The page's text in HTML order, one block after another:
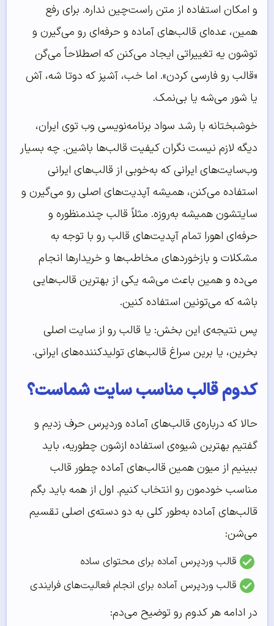
و امکان استفاده از متن راست‌چین نداره. برای رفع
همین، عده‌ای قالب‌های آماده و حرفه‌ای رو می‌گیرن و
توشون یه تغییراتی ایجاد می‌کنن که اصطلاحاً می‌گن
«قالب رو فارسی کردن». اما خب، آشپز که دوتا شه، آش
یا شور می‌شه یا بی‌نمک.
خوشبختانه با رشد سواد برنامه‌نویسی وب توی ایران،
دیگه لازم نیست نگران کیفیت قالب‌ها باشین. چه بسیار
وب‌سایت‌های ایرانی که به‌خوبی از قالب‌های ایرانی
استفاده می‌کنن، همیشه آپدیت‌های اصلی رو می‌گیرن و
سایتشون همیشه به‌روزه. مثلاً قالب چندمنظوره و
حرفه‌ای اهورا تمام آپدیت‌های قالب رو با توجه به
مشکلات و بازخوردهای مخاطب‌ها و خریدارها انجام
می‌ده و همین باعث می‌شه یکی از بهترین قالب‌هایی
باشه که می‌تونین استفاده کنین.
پس نتیجه‌ی این بخش: یا قالب رو از سایت اصلی
بخرین، یا برین سراغ قالب‌های تولیدکننده‌های ایرانی.
کدوم قالب مناسب سایت شماست؟
حالا که درباره‌ی قالب‌های آماده وردپرس حرف زدیم و
گفتیم بهترین شیوه‌ی استفاده ازشون چطوریه، باید
ببینیم از میون همین قالب‌های آماده چطور قالب
مناسب خودمون رو انتخاب کنیم. اول از همه باید بگم
قالب‌های آماده به‌طور کلی به دو دسته‌ی اصلی تقسیم
می‌شن:
قالب وردپرس آماده برای محتوای ساده
قالب وردپرس آماده برای انجام فعالیت‌های فرایندی
در ادامه هر کدوم رو توضیح می‌دم: